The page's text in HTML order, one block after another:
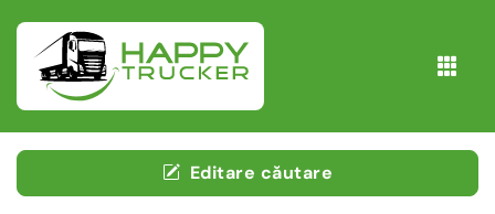
Editare căutare